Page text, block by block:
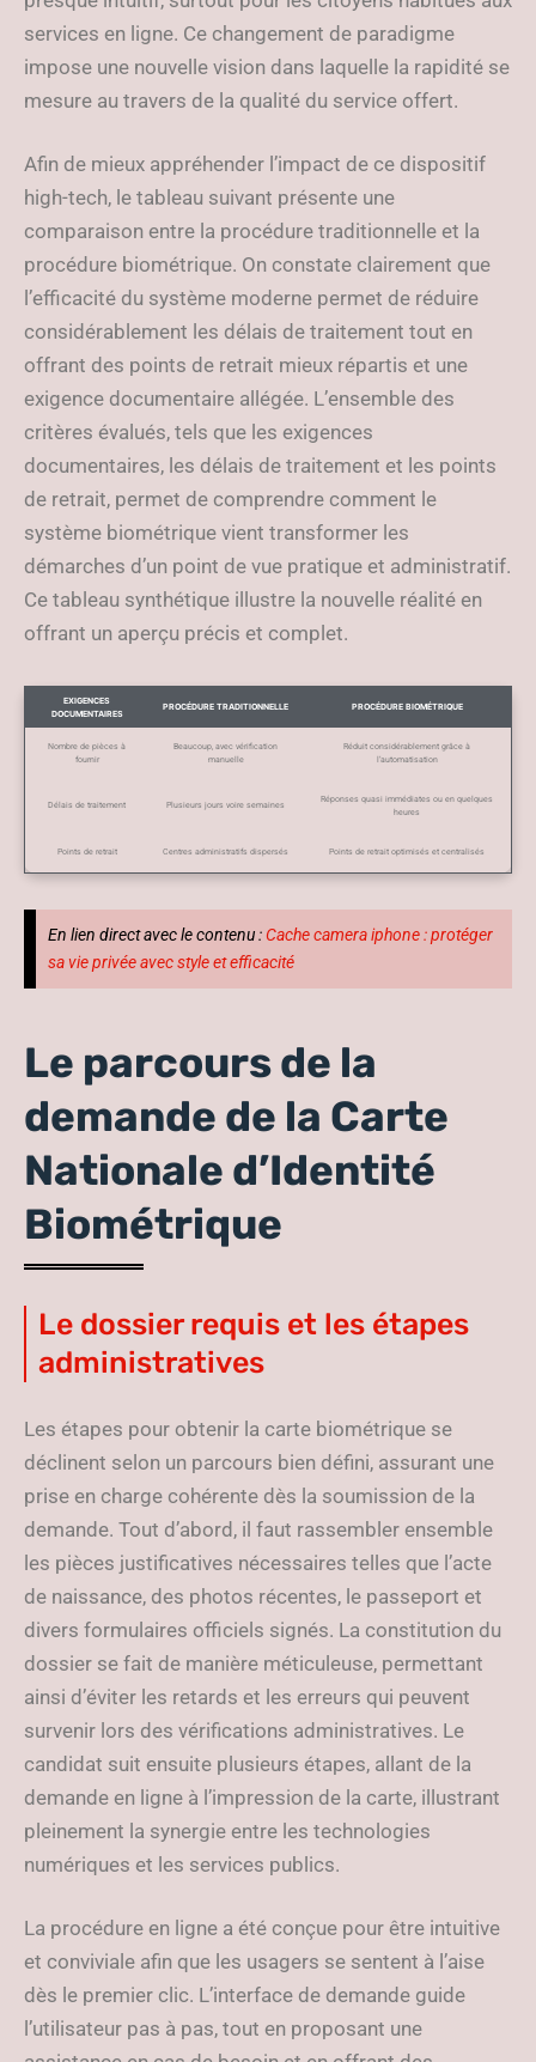
services en ligne. Ce changement de paradigme
impose une nouvelle vision dans laquelle la rapidité se
mesure au travers de la qualité du service offert.
Afin de mieux appréhender l’impact de ce dispositif
high-tech, le tableau suivant présente une
comparaison entre la procédure traditionnelle et la
procédure biométrique. On constate clairement que
l’efficacité du système moderne permet de réduire
considérablement les délais de traitement tout en
offrant des points de retrait mieux répartis et une
exigence documentaire allégée. L’ensemble des
critères évalués, tels que les exigences
documentaires, les délais de traitement et les points
de retrait, permet de comprendre comment le
système biométrique vient transformer les
démarches d’un point de vue pratique et administratif.
Ce tableau synthétique illustre la nouvelle réalité en
offrant un aperçu précis et complet.
EXIGENCES
DOCUMENTAIRES
PROCÉDURE TRADITIONNELLE PROCÉDURE BIOMÉTRIQUE
Nombre de pièces à
fournir
Beaucoup, avec vérification
manuelle
Réduit considérablement grâce à
l’automatisation
Délais de traitement Plusieurs jours voire semaines
Réponses quasi immédiates ou en quelques
heures
Points de retrait Centres administratifs dispersés Points de retrait optimisés et centralisés
En lien direct avec le contenu : Cache camera iphone : protéger
sa vie privée avec style et efficacité
Le parcours de la
demande de la Carte
Nationale d’Identité
Biométrique
Le dossier requis et les étapes
administratives
Les étapes pour obtenir la carte biométrique se
déclinent selon un parcours bien défini, assurant une
prise en charge cohérente dès la soumission de la
demande. Tout d’abord, il faut rassembler ensemble
les pièces justificatives nécessaires telles que l’acte
de naissance, des photos récentes, le passeport et
divers formulaires officiels signés. La constitution du
dossier se fait de manière méticuleuse, permettant
ainsi d’éviter les retards et les erreurs qui peuvent
survenir lors des vérifications administratives. Le
candidat suit ensuite plusieurs étapes, allant de la
demande en ligne à l’impression de la carte, illustrant
pleinement la synergie entre les technologies
numériques et les services publics.
La procédure en ligne a été conçue pour être intuitive
et conviviale afin que les usagers se sentent à l’aise
dès le premier clic. L’interface de demande guide
l’utilisateur pas à pas, tout en proposant une